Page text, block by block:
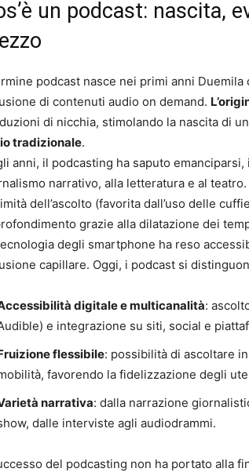
un podcast: nascita,
podcast nasce nei primi anni Duemila
di contenuti audio on demand.
di nicchia, stimolando la nascita di
tradizionale.
anni, il podcasting ha saputo
narrativo, alla letteratura e al
dell’ascolto (favorita dall’uso delle
grazie alla dilatazione dei
degli smartphone ha reso
capillare. Oggi, i podcast si
digitale e multicanalità:
e integrazione su siti, social e
flessibile: possibilità di ascoltare
favorendo la fidelizzazione degli
narrativa: dalla narrazione
dalle interviste agli audiodrammi.
del podcasting non ha portato alla